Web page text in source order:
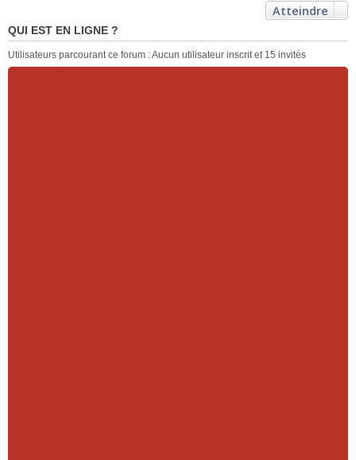
Atteindre
QUI EST EN LIGNE ?
Utilisateurs parcourant ce forum : Aucun utilisateur inscrit et 15 invités